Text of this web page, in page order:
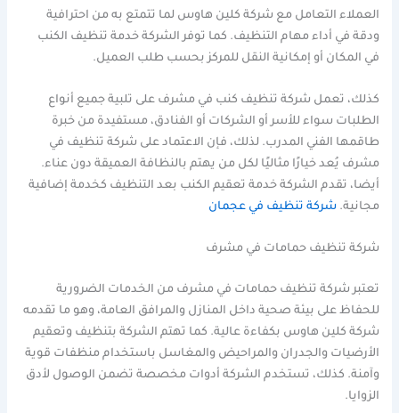
العملاء التعامل مع شركة كلين هاوس لما تتمتع به من احترافية
ودقة في أداء مهام التنظيف. كما توفر الشركة خدمة تنظيف الكنب
في المكان أو إمكانية النقل للمركز بحسب طلب العميل.
كذلك، تعمل شركة تنظيف كنب في مشرف على تلبية جميع أنواع
الطلبات سواء للأسر أو الشركات أو الفنادق، مستفيدة من خبرة
طاقمها الفني المدرب. لذلك، فإن الاعتماد على شركة تنظيف في
مشرف يُعد خيارًا مثاليًا لكل من يهتم بالنظافة العميقة دون عناء.
أيضا، تقدم الشركة خدمة تعقيم الكنب بعد التنظيف كخدمة إضافية
مجانية.شركة تنظيف في عجمان
شركة تنظيف حمامات في مشرف
تعتبر شركة تنظيف حمامات في مشرف من الخدمات الضرورية
للحفاظ على بيئة صحية داخل المنازل والمرافق العامة، وهو ما تقدمه
شركة كلين هاوس بكفاءة عالية. كما تهتم الشركة بتنظيف وتعقيم
الأرضيات والجدران والمراحيض والمغاسل باستخدام منظفات قوية
وآمنة. كذلك، تستخدم الشركة أدوات مخصصة تضمن الوصول لأدق
الزوايا.